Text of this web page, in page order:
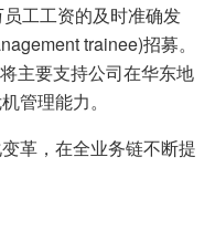
工工资的及时准确发
trainee)招募。
主要支持公司在华东地
管理能力。
革，在全业务链不断提